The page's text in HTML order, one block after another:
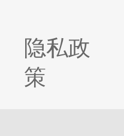
隐私政
策